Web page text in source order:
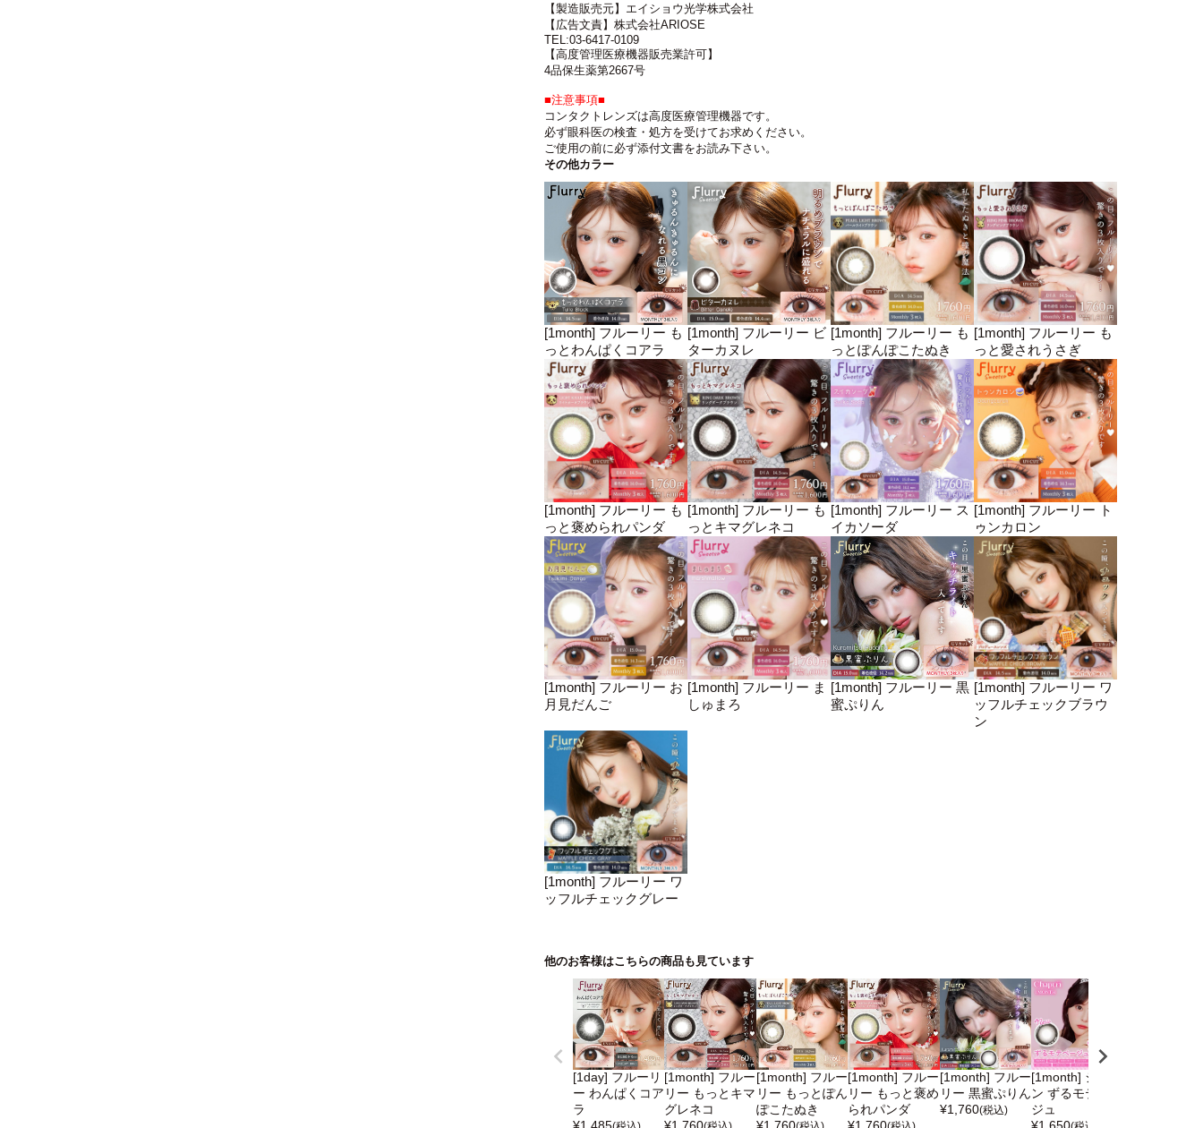
【製造販売元】エイショウ光学株式会社
【広告文責】株式会社ARIOSE
TEL:03-6417-0109
【高度管理医療機器販売業許可】
4品保生薬第2667号
■注意事項■
コンタクトレンズは高度医療管理機器です。
必ず眼科医の検査・処方を受けてお求めください。
ご使用の前に必ず添付文書をお読み下さい。
その他カラー
[1month] フルーリー も
っとわんぱくコアラ
[1month] フルーリー ビ
ターカヌレ
[1month] フルーリー も
っとぽんぽこたぬき
[1month] フルーリー も
っと愛されうさぎ
[1month] フルーリー も
っと褒められパンダ
[1month] フルーリー も
っとキマグレネコ
[1month] フルーリー ス
イカソーダ
[1month] フルーリー ト
ゥンカロン
[1month] フルーリー お
月見だんご
[1month] フルーリー ま
しゅまろ
[1month] フルーリー 黒
蜜ぷりん
[1month] フルーリー ワ
ッフルチェックブラウ
ン
[1month] フルーリー ワ
ッフルチェックグレー
他のお客様はこちらの商品も見ています
[1day] フルーリ
ー わんぱくコア
ラ
[1month] フルー
リー もっとキマ
グレネコ
[1month] フルー
リー もっとぽん
ぽこたぬき
[1month] フルー
リー もっと褒め
られパンダ
[1month] フルー
リー 黒蜜ぷりん
¥1,760(税込)
[1month] シャプ
ン ずるモテベー
ジュ